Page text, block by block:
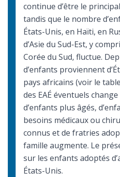
continue d’être le
tandis que le nombre
États-Unis, en Haïti, en
d’Asie du Sud-Est, y
Corée du Sud, fluctue.
d’enfants proviennent
pays africains (voir le
des EAÉ éventuels
d’enfants plus âgés,
besoins médicaux ou
connus et de fratries
famille augmente. Le
sur les enfants adoptés
États-Unis.